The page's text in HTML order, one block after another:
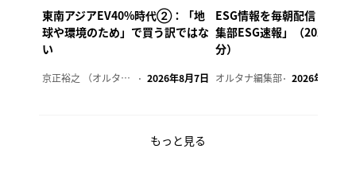
東南アジアEV40%時代②：「地
球や環境のため」で買う訳ではな
い
京正裕之 （オルタナ副編集長） 2026年8月7日
ESG情報を毎朝配信「オル
集部ESG速報」（2026年8
分）
オルタナ編集部 2026年8月7日
もっと見る